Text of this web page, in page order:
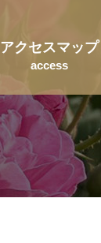
アクセスマップ
access